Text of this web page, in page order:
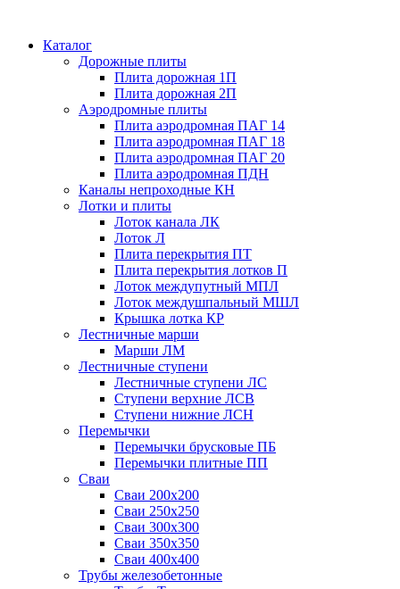
Каталог
Дорожные плиты
Плита дорожная 1П
Плита дорожная 2П
Аэродромные плиты
Плита аэродромная ПАГ 14
Плита аэродромная ПАГ 18
Плита аэродромная ПАГ 20
Плита аэродромная ПДН
Каналы непроходные КН
Лотки и плиты
Лоток канала ЛК
Лоток Л
Плита перекрытия ПТ
Плита перекрытия лотков П
Лоток междупутный МПЛ
Лоток междушпальный МШЛ
Крышка лотка КР
Лестничные марши
Марши ЛМ
Лестничные ступени
Лестничные ступени ЛС
Ступени верхние ЛСВ
Ступени нижние ЛСН
Перемычки
Перемычки брусковые ПБ
Перемычки плитные ПП
Сваи
Сваи 200х200
Сваи 250х250
Сваи 300х300
Сваи 350х350
Сваи 400х400
Трубы железобетонные